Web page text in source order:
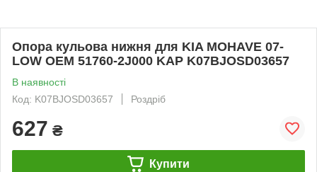
Опора кульова нижня для KIA MOHAVE 07-
LOW OEM 51760-2J000 KAP K07BJOSD03657
В наявності
Код: K07BJOSD03657
Роздріб
627 ₴
Купити